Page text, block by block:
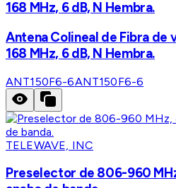
168 MHz, 6 dB, N Hembra.
Antena Colineal de Fibra de
168 MHz, 6 dB, N Hembra.
ANT150F6-6ANT150F6-6
TELEWAVE, INC
Preselector de 806-960